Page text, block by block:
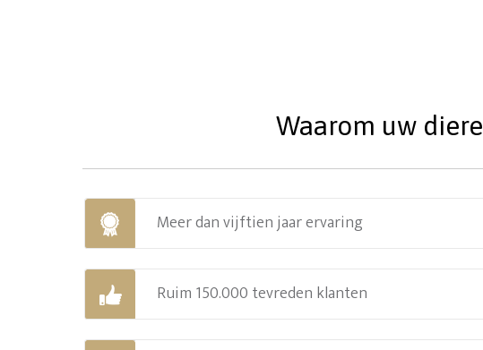
Waarom uw
Meer dan vijftien jaar ervaring
Ruim 150.000 tevreden klanten